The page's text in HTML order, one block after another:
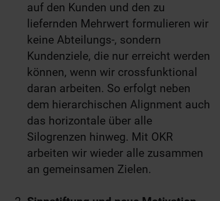
auf den Kunden und den zu
liefernden Mehrwert formulieren wir
keine Abteilungs-, sondern
Kundenziele, die nur erreicht werden
können, wenn wir crossfunktional
daran arbeiten. So erfolgt neben
dem hierarchischen Alignment auch
das horizontale über alle
Silogrenzen hinweg. Mit OKR
arbeiten wir wieder alle zusammen
an gemeinsamen Zielen.